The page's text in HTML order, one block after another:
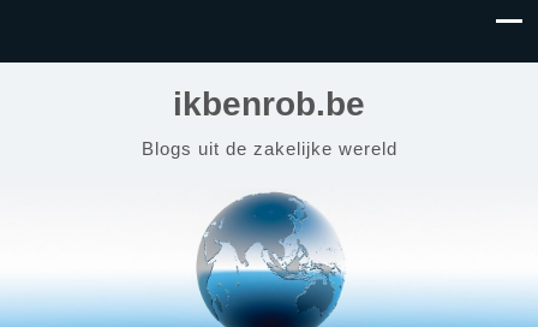
ikbenrob.be
Blogs uit de zakelijke wereld